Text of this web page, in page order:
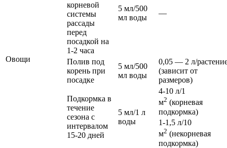
Овощи
5 мл/500
мл воды
—
корневой
системы
рассады
перед
посадкой на
1-2 часа
Полив под
корень при
посадке
5 мл/500
мл воды
0,05 — 2 л/
(зависит от
размеров)
Подкормка в
течение
сезона с
интервалом
15-20 дней
5 мл/1 л
воды
4-10 л/1
м2 (корневая
подкормка)
1-1,5 л/10
м2 (некорневая
подкормка)